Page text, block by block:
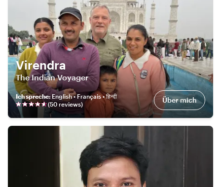
Virendra
The Indian Voyager
Ich spreche:English • Français • हिन्दी
(50 reviews) Über mich